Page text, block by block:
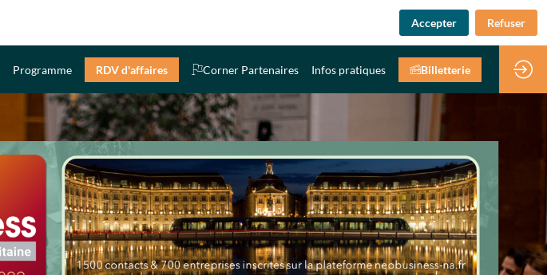
Programme RDV d'affaires Corner Partenaires Infos pratiques Billetterie
Accepter Refuser